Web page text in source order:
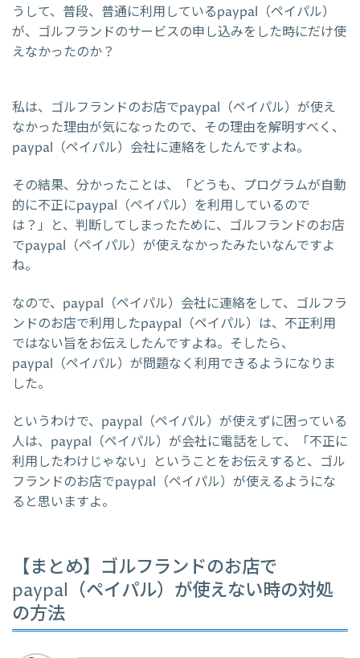
うして、普段、普通に利用しているpaypal（ペイパル）
が、ゴルフランドのサービスの申し込みをした時にだけ使
えなかったのか？
私は、ゴルフランドのお店でpaypal（ペイパル）が使え
なかった理由が気になったので、その理由を解明すべく、
paypal（ペイパル）会社に連絡をしたんですよね。
その結果、分かったことは、「どうも、プログラムが自動
的に不正にpaypal（ペイパル）を利用しているので
は？」と、判断してしまったために、ゴルフランドのお店
でpaypal（ペイパル）が使えなかったみたいなんですよ
ね。
なので、paypal（ペイパル）会社に連絡をして、ゴルフラ
ンドのお店で利用したpaypal（ペイパル）は、不正利用
ではない旨をお伝えしたんですよね。そしたら、
paypal（ペイパル）が問題なく利用できるようになりま
した。
というわけで、paypal（ペイパル）が使えずに困っている
人は、paypal（ペイパル）が会社に電話をして、「不正に
利用したわけじゃない」ということをお伝えすると、ゴル
フランドのお店でpaypal（ペイパル）が使えるようにな
ると思いますよ。
【まとめ】ゴルフランドのお店で
paypal（ペイパル）が使えない時の対処
の方法